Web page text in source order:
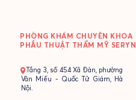
PHÒNG KHÁM CHUYÊN KHOA
PHẪU THUẬT THẨM MỸ SERYN
- Tầng 3, số 454 Xã Đàn, phường
Văn Miếu - Quốc Tử Giám, Hà
Nội.